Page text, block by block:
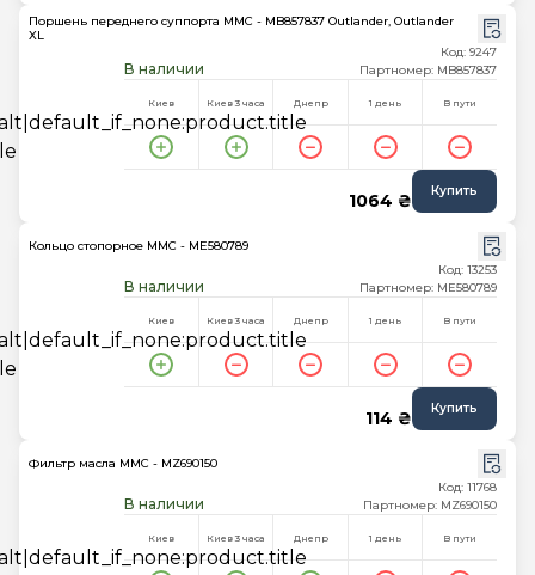
Поршень переднего суппорта MMC - MB857837 Outlander, Outlander
XL
В наличии
Код: 9247
Партномер: MB857837
Киев Киев 3 часа Днепр 1 день В пути
1064 ₴ Купить
Кольцо стопорное MMC - ME580789
В наличии
Код: 13253
Партномер: ME580789
Киев Киев 3 часа Днепр 1 день В пути
114 ₴ Купить
Фильтр масла MMC - MZ690150
В наличии
Код: 11768
Партномер: MZ690150
Киев Киев 3 часа Днепр 1 день В пути